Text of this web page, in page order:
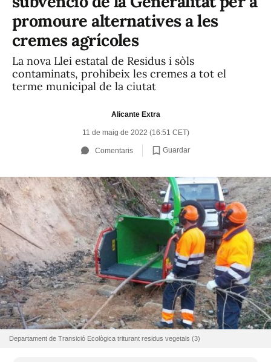
promoure alternatives a les
cremes agrícoles
La nova Llei estatal de Residus i sòls
contaminats, prohibeix les cremes a tot el
terme municipal de la ciutat
Alicante Extra
11 de maig de 2022 (16:51 CET)
Comentaris Guardar
Departament de Transició Ecològica triturant residus vegetals (3)